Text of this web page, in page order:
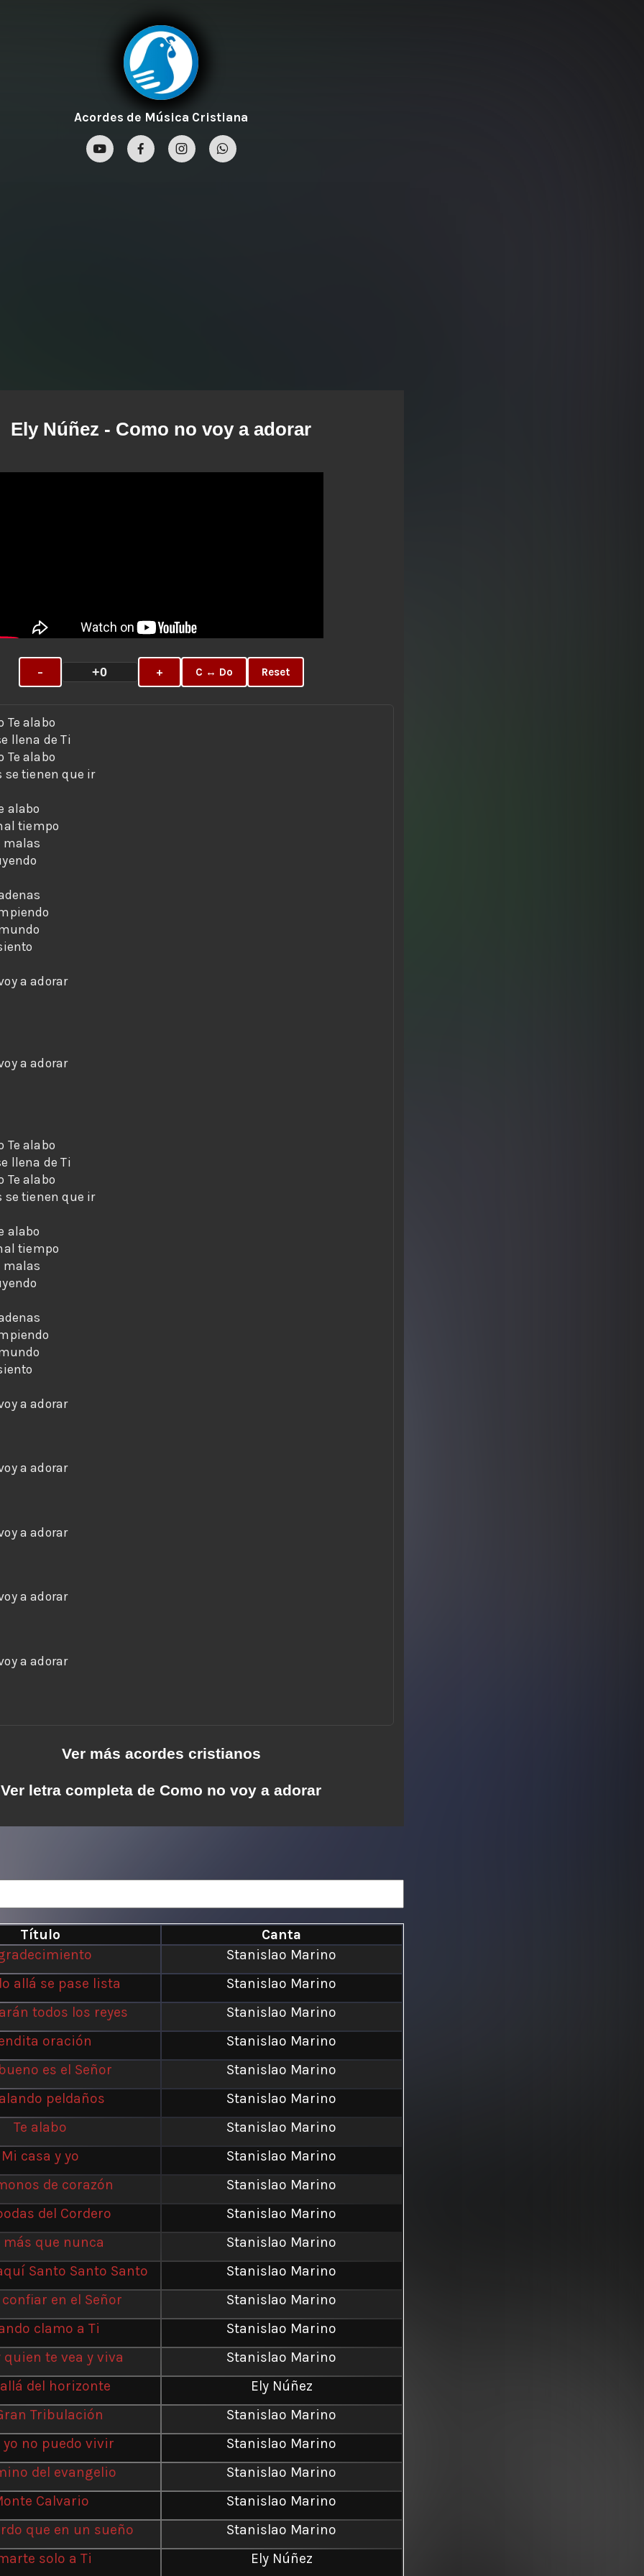
Acordes de Música Cristiana
Ely Núñez - Como no voy a adorar
− +0 + C ↔ Do Reset
Las penas se tienen que ir
Como no voy a adorar
Como no voy a adorar
Las penas se tienen que ir
Como no voy a adorar
Como no voy a adorar
Como no voy a adorar
Como no voy a adorar
Como no voy a adorar
Ver más acordes cristianos
Ver letra completa de Como no voy a adorar
Título
Canta
Stanislao Marino
allá se pase lista
Stanislao Marino
todos los reyes
Stanislao Marino
oración
Stanislao Marino
es el Señor
Stanislao Marino
peldaños
Stanislao Marino
Te alabo
Stanislao Marino
Mi casa y yo
Stanislao Marino
de corazón
Stanislao Marino
del Cordero
Stanislao Marino
más que nunca
Stanislao Marino
Santo Santo Santo
Stanislao Marino
en el Señor
Stanislao Marino
clamo a Ti
Stanislao Marino
quien te vea y viva
Stanislao Marino
del horizonte
Ely Núñez
Tribulación
Stanislao Marino
no puedo vivir
Stanislao Marino
del evangelio
Stanislao Marino
Calvario
Stanislao Marino
que en un sueño
Stanislao Marino
solo a Ti
Ely Núñez